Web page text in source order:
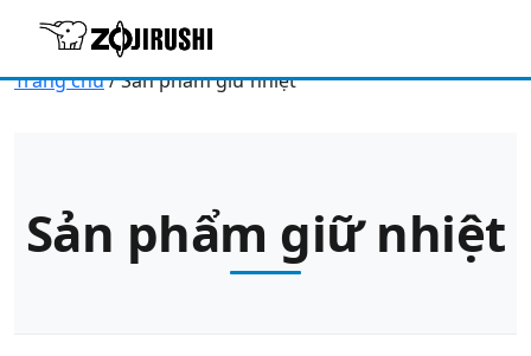
Trang chủ/ Sản phẩm giữ nhiệt
Sản phẩm giữ nhiệt